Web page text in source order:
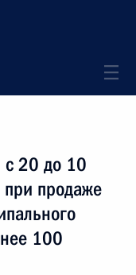
с 20 до 10
при продаже
100